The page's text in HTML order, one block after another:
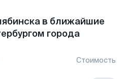
в ближайшие
города
Стоимость